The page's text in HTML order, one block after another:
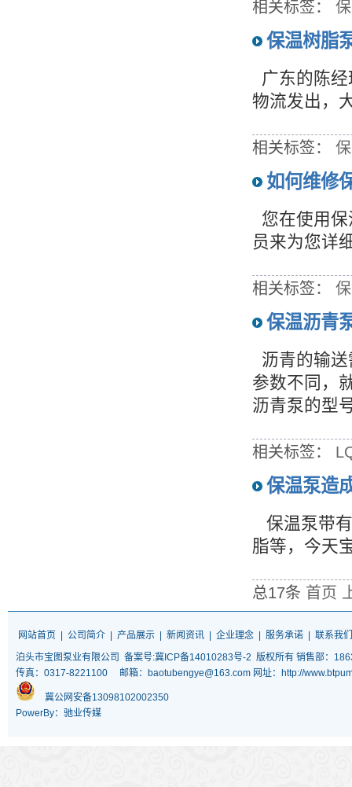
相关标签：
保温树脂
广东的陈
物流发出，
相关标签：
如何维修
您在使用保
员来为您详
相关标签：
保温沥青
沥青的输
参数不同，
沥青泵的型
相关标签：
保温泵造
保温泵带
脂等，今天
总17条 首页
网站首页 公司简介 产品展示 新闻资讯 企业理念 服务承诺
联系我们
泊头市宝图泵业有限公司
备案号:冀ICP备14010283号-2 版权所有 销售部：
传真：0317-8221100 邮箱：baotubengye@163.com 网址：http://
冀公网安备13098102002350
PowerBy：驰业传媒